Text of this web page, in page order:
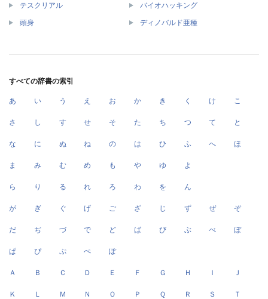
テスクリアル バイオハッキング
頭身 ディノバルド亜種
すべての辞書の索引
あ い う え お か き く け こ
さ し す せ そ た ち つ て と
な に ぬ ね の は ひ ふ へ ほ
ま み む め も や ゆ よ
ら り る れ ろ わ を ん
が ぎ ぐ げ ご ざ じ ず ぜ ぞ
だ ぢ づ で ど ば び ぶ べ ぼ
ぱ ぴ ぷ ぺ ぽ
Ａ Ｂ Ｃ Ｄ Ｅ Ｆ Ｇ Ｈ Ｉ Ｊ
Ｋ Ｌ Ｍ Ｎ Ｏ Ｐ Ｑ Ｒ Ｓ Ｔ